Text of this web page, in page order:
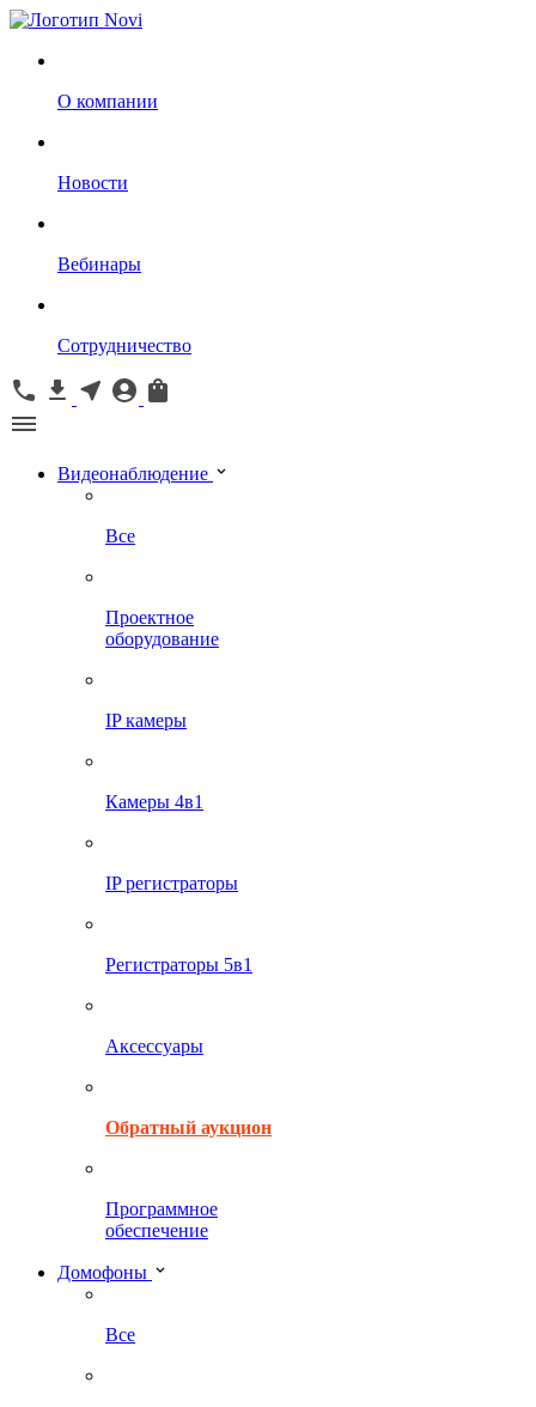
О компании
Новости
Вебинары
Сотрудничество
Видеонаблюдение
Все
Проектное
оборудование
IP камеры
Камеры 4в1
IP регистраторы
Регистраторы 5в1
Аксессуары
Обратный аукцион
Программное
обеспечение
Домофоны
Все